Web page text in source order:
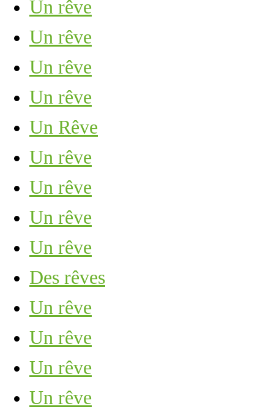
Un rêve
Un rêve
Un rêve
Un rêve
Un Rêve
Un rêve
Un rêve
Un rêve
Un rêve
Des rêves
Un rêve
Un rêve
Un rêve
Un rêve